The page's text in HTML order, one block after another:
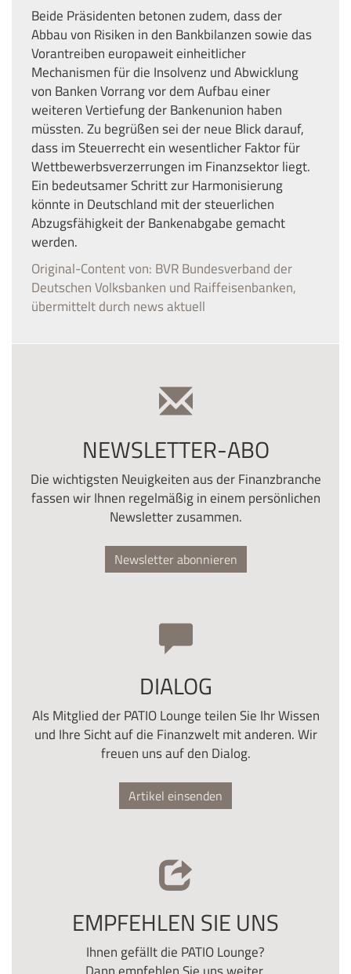
Beide Präsidenten betonen zudem, dass der
Abbau von Risiken in den Bankbilanzen sowie das
Vorantreiben europaweit einheitlicher
Mechanismen für die Insolvenz und Abwicklung
von Banken Vorrang vor dem Aufbau einer
weiteren Vertiefung der Bankenunion haben
müssten. Zu begrüßen sei der neue Blick darauf,
dass im Steuerrecht ein wesentlicher Faktor für
Wettbewerbsverzerrungen im Finanzsektor liegt.
Ein bedeutsamer Schritt zur Harmonisierung
könnte in Deutschland mit der steuerlichen
Abzugsfähigkeit der Bankenabgabe gemacht
werden.
Original-Content von: BVR Bundesverband der
Deutschen Volksbanken und Raiffeisenbanken,
übermittelt durch news aktuell
NEWSLETTER-ABO
Die wichtigsten Neuigkeiten aus der Finanzbranche
fassen wir Ihnen regelmäßig in einem persönlichen
Newsletter zusammen.
Newsletter abonnieren
DIALOG
Als Mitglied der PATIO Lounge teilen Sie Ihr Wissen
und Ihre Sicht auf die Finanzwelt mit anderen. Wir
freuen uns auf den Dialog.
Artikel einsenden
EMPFEHLEN SIE UNS
Ihnen gefällt die PATIO Lounge?